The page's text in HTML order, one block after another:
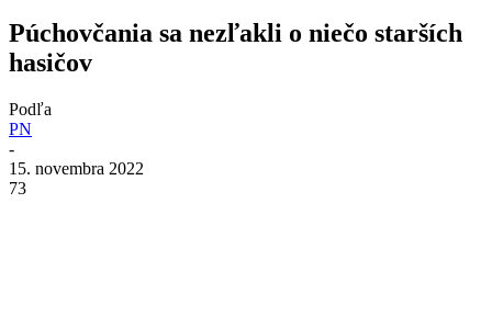
Púchovčania sa nezľakli o niečo starších
hasičov
Podľa
PN
-
15. novembra 2022
73